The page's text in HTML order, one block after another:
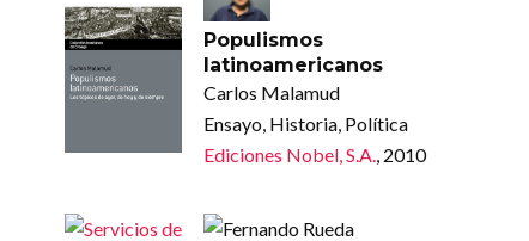
Populismos
latinoamericanos
Carlos Malamud
Ensayo, Historia, Política
Ediciones Nobel, S.A., 2010